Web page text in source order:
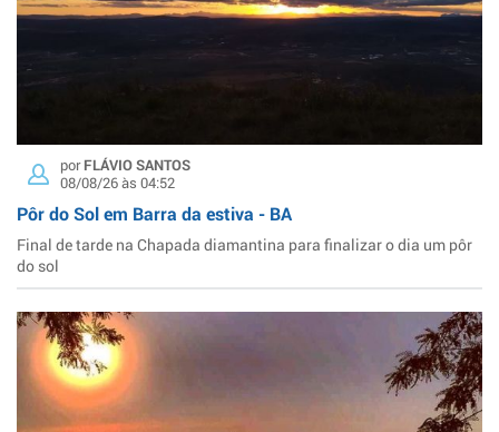
porFLÁVIO SANTOS
08/08/26 às 04:52
Pôr do Sol em Barra da estiva - BA
Final de tarde na Chapada diamantina para finalizar o dia um pôr
do sol